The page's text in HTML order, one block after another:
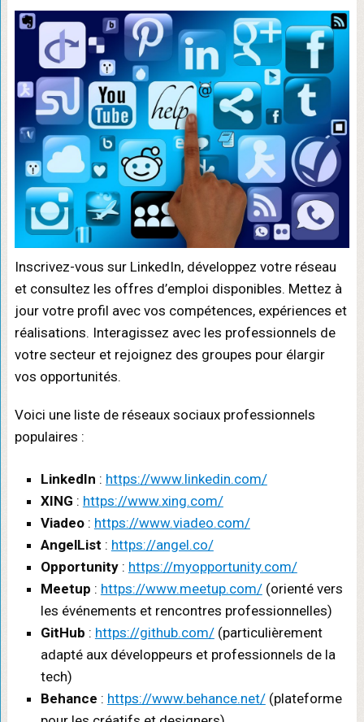
Inscrivez-vous sur LinkedIn, développez votre réseau
et consultez les offres d’emploi disponibles. Mettez à
jour votre profil avec vos compétences, expériences et
réalisations. Interagissez avec les professionnels de
votre secteur et rejoignez des groupes pour élargir
vos opportunités.
Voici une liste de réseaux sociaux professionnels
populaires :
LinkedIn : https://www.linkedin.com/
XING : https://www.xing.com/
Viadeo : https://www.viadeo.com/
AngelList : https://angel.co/
Opportunity : https://myopportunity.com/
Meetup : https://www.meetup.com/(orienté vers
les événements et rencontres professionnelles)
GitHub : https://github.com/(particulièrement
adapté aux développeurs et professionnels de la
tech)
Behance : https://www.behance.net/(plateforme